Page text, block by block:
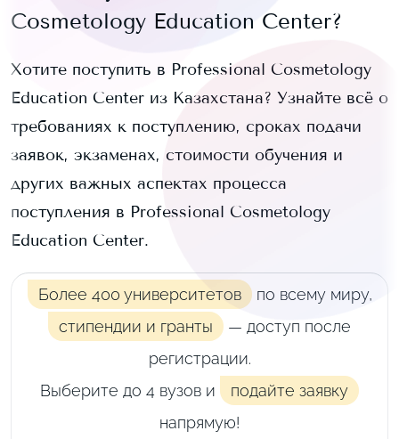
Cosmetology Education Center?
Хотите поступить в Professional Cosmetology
Education Center из Казахстана? Узнайте всё о
требованиях к поступлению, сроках подачи
заявок, экзаменах, стоимости обучения и
других важных аспектах процесса
поступления в Professional Cosmetology
Education Center.
Более 400 университетов по всему миру,
стипендии и гранты
— доступ после
регистрации.
Выберите до 4 вузов и
подайте заявку
напрямую!